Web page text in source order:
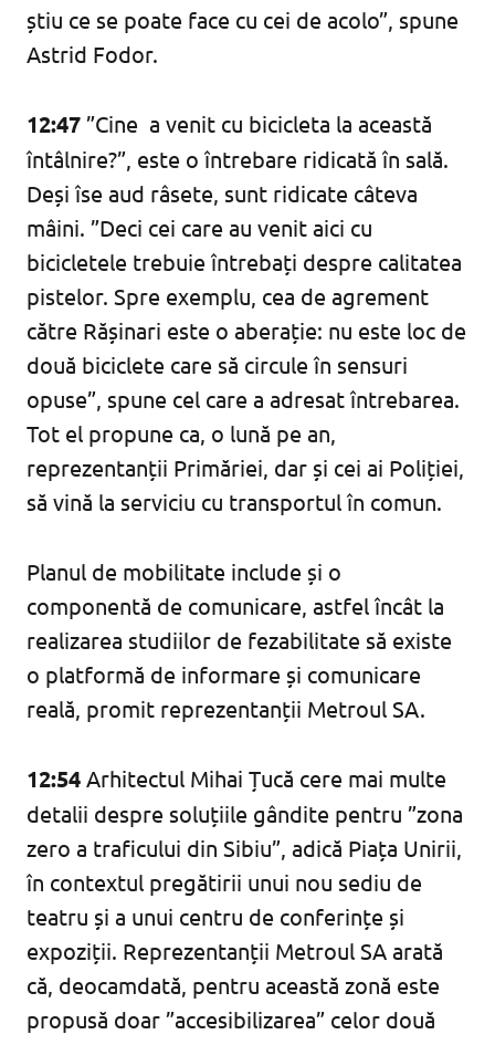
știu ce se poate face cu cei de acolo”, spune
Astrid Fodor.
12:47 ”Cine a venit cu bicicleta la această
întâlnire?”, este o întrebare ridicată în sală.
Deși îse aud râsete, sunt ridicate câteva
mâini. ”Deci cei care au venit aici cu
bicicletele trebuie întrebați despre calitatea
pistelor. Spre exemplu, cea de agrement
către Rășinari este o aberație: nu este loc de
două biciclete care să circule în sensuri
opuse”, spune cel care a adresat întrebarea.
Tot el propune ca, o lună pe an,
reprezentanții Primăriei, dar și cei ai Poliției,
să vină la serviciu cu transportul în comun.
Planul de mobilitate include și o
componentă de comunicare, astfel încât la
realizarea studiilor de fezabilitate să existe
o platformă de informare și comunicare
reală, promit reprezentanții Metroul SA.
12:54 Arhitectul Mihai Țucă cere mai multe
detalii despre soluțiile gândite pentru ”zona
zero a traficului din Sibiu”, adică Piața Unirii,
în contextul pregătirii unui nou sediu de
teatru și a unui centru de conferințe și
expoziții. Reprezentanții Metroul SA arată
că, deocamdată, pentru această zonă este
propusă doar ”accesibilizarea” celor două